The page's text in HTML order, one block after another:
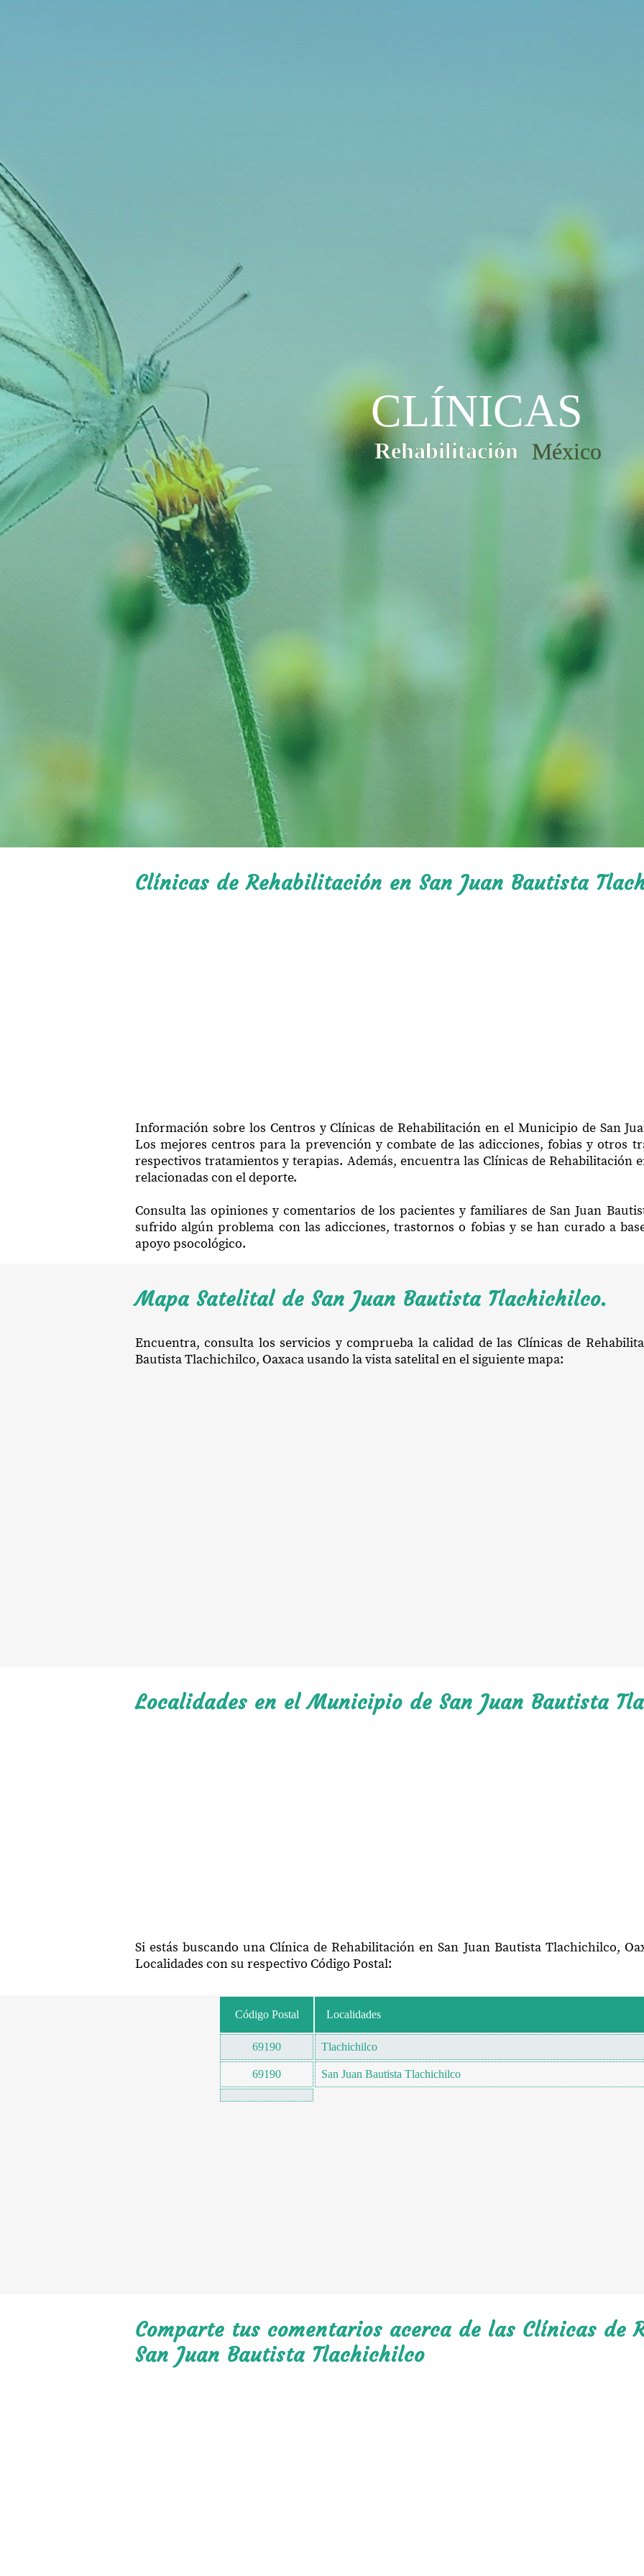
Clínicas de Rehabilitación en San Juan Bautista
Información sobre los Centros y Clínicas de Rehabilitación en el Municipio de San
Los mejores centros para la prevención y combate de las adicciones, fobias y otros
respectivos tratamientos y terapias. Además, encuentra las Clínicas de Rehabilitación
relacionadas con el deporte.
Consulta las opiniones y comentarios de los pacientes y familiares de San Juan
sufrido algún problema con las adicciones, trastornos o fobias y se han curado a
apoyo psocológico.
Mapa Satelital de San Juan Bautista Tlachichilco.
Encuentra, consulta los servicios y comprueba la calidad de las Clínicas de
Bautista Tlachichilco, Oaxaca usando la vista satelital en el siguiente mapa:
Localidades en el Municipio de San Juan Bautista
Si estás buscando una Clínica de Rehabilitación en San Juan Bautista Tlachichilco,
Localidades con su respectivo Código Postal:
Código Postal Localidades
69190 Tlachichilco
69190 San Juan Bautista Tlachichilco
Comparte tus comentarios acerca de las Clínicas de
San Juan Bautista Tlachichilco